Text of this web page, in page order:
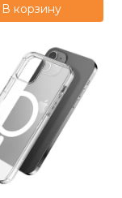
В корзину